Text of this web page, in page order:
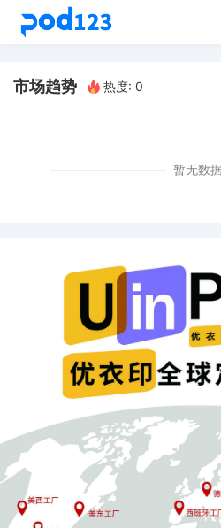
市场趋势 热度: 0
暂无数